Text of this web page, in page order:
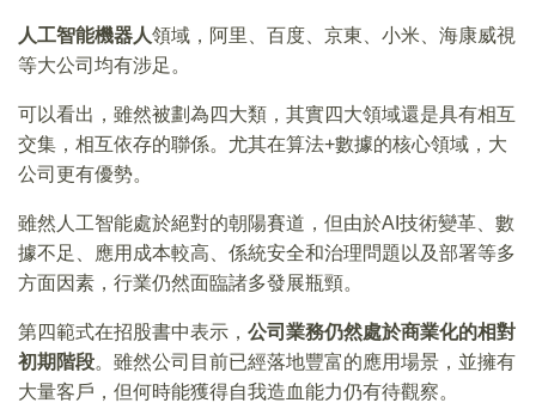
人工智能機器人領域，阿里、百度、京東、小米、海康威視
等大公司均有涉足。
可以看出，雖然被劃為四大類，其實四大領域還是具有相互
交集，相互依存的聯係。尤其在算法+數據的核心領域，大
公司更有優勢。
雖然人工智能處於絕對的朝陽賽道，但由於AI技術變革、數
據不足、應用成本較高、係統安全和治理問題以及部署等多
方面因素，行業仍然面臨諸多發展瓶頸。
第四範式在招股書中表示， 公司業務仍然處於商業化的相對
初期階段。雖然公司目前已經落地豐富的應用場景，並擁有
大量客戶，但何時能獲得自我造血能力仍有待觀察。